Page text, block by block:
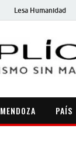
Lesa Humanidad
MENDOZA PAÍS